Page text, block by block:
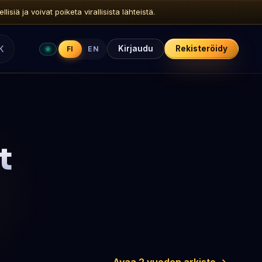
ja voivat poiketa virallisista lähteistä.
FI EN Kirjaudu Rekisteröidy